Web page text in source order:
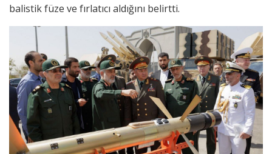
balistik füze ve fırlatıcı aldığını belirtti.